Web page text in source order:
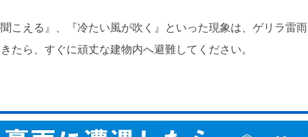
こえる』、『冷たい風が吹く』といった現象は、ゲリラ雷雨
たら、すぐに頑丈な建物内へ避難してください。